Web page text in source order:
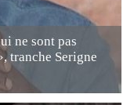
ne sont pas
tranche Serigne